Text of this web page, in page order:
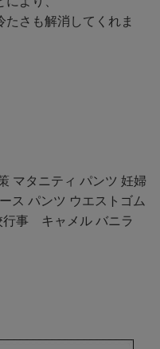
さも解消してくれま
マタニティ パンツ 妊婦
ス パンツ ウエストゴム
行事 キャメル バニラ